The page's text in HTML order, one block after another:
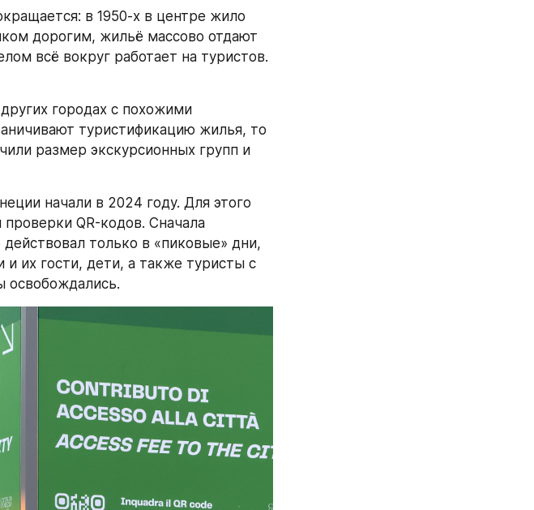
в 1950-х в центре жило
дорогим, жильё массово отдают
всё вокруг работает на туристов.
городах с похожими
туристификацию жилья, то
размер экскурсионных групп и
начали в 2024 году. Для этого
QR-кодов. Сначала
только в «пиковые» дни,
их гости, дети, а также туристы с
освобождались.